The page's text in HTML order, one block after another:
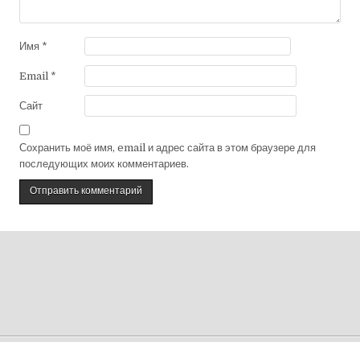
Имя *
Email *
Сайт
Сохранить моё имя, email и адрес сайта в этом браузере для
последующих моих комментариев.